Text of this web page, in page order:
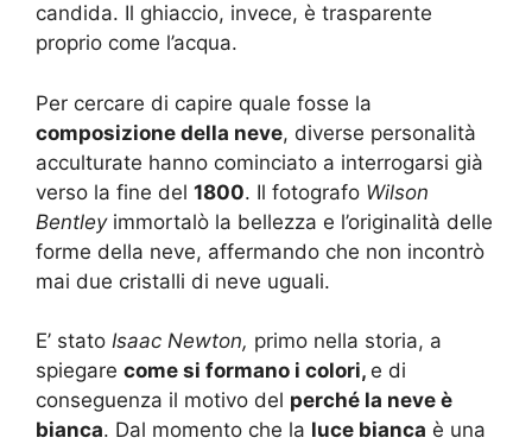
candida. Il ghiaccio, invece, è trasparente
proprio come l’acqua.
Per cercare di capire quale fosse la
composizione della neve, diverse personalità
acculturate hanno cominciato a interrogarsi già
verso la fine del 1800. Il fotografo Wilson
Bentleyimmortalò la bellezza e l’originalità delle
forme della neve, affermando che non incontrò
mai due cristalli di neve uguali.
E’ stato Isaac Newton, primo nella storia, a
spiegare come si formano i colori, e di
conseguenza il motivo del perché la neve è
bianca. Dal momento che la luce bianca è una